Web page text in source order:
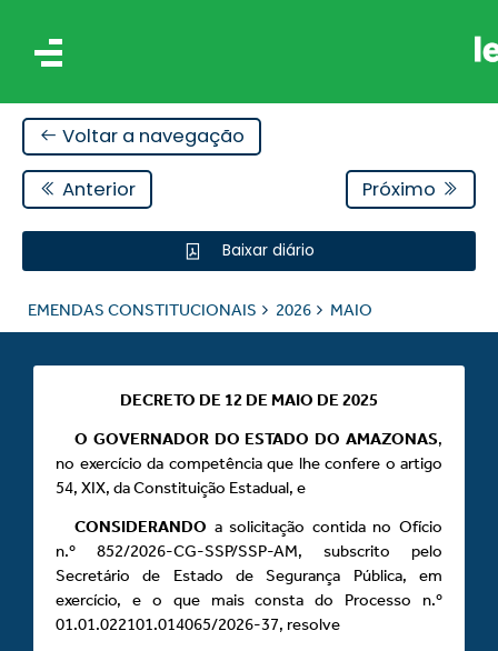
Voltar a navegação
Anterior Próximo
Baixar diário
EMENDAS CONSTITUCIONAIS 2026 MAIO
DECRETO DE 12 DE MAIO DE 2025
O GOVERNADOR DO ESTADO DO AMAZONAS,
no exercício da competência que lhe confere o artigo
54, XIX, da Constituição Estadual, e
CONSIDERANDO a solicitação contida no Ofício
n.º 852/2026-CG-SSP/SSP-AM, subscrito pelo
Secretário de Estado de Segurança Pública, em
exercício, e o que mais consta do Processo n.º
01.01.022101.014065/2026-37, resolve